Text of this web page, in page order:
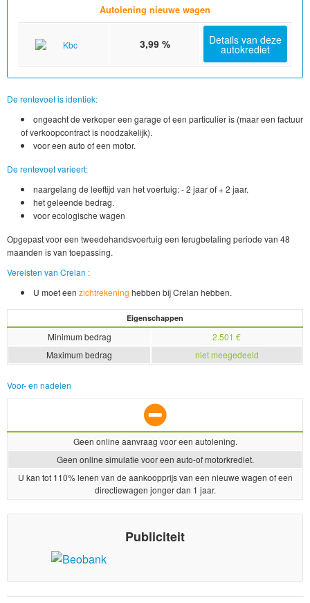
Autolening nieuwe wagen
3,99 % Details van deze
autokrediet
De rentevoet is identiek:
ongeacht de verkoper een garage of een particulier is (maar een factuur
of verkoopcontract is noodzakelijk).
voor een auto of een motor.
De rentevoet varieert:
naargelang de leeftijd van het voertuig: - 2 jaar of + 2 jaar.
het geleende bedrag.
voor ecologische wagen
Opgepast voor een tweedehandsvoertuig een terugbetaling periode van 48
maanden is van toepassing.
Vereisten van Crelan :
U moet een zichtrekening hebben bij Crelan hebben.
Eigenschappen
Minimum bedrag
2.501 €
Maximum bedrag
niet meegedeeld
Voor- en nadelen
Geen online aanvraag voor een autolening.
Geen online simulatie voor een auto-of motorkrediet.
U kan tot 110% lenen van de aankoopprijs van een nieuwe wagen of een
directiewagen jonger dan 1 jaar.
Publiciteit